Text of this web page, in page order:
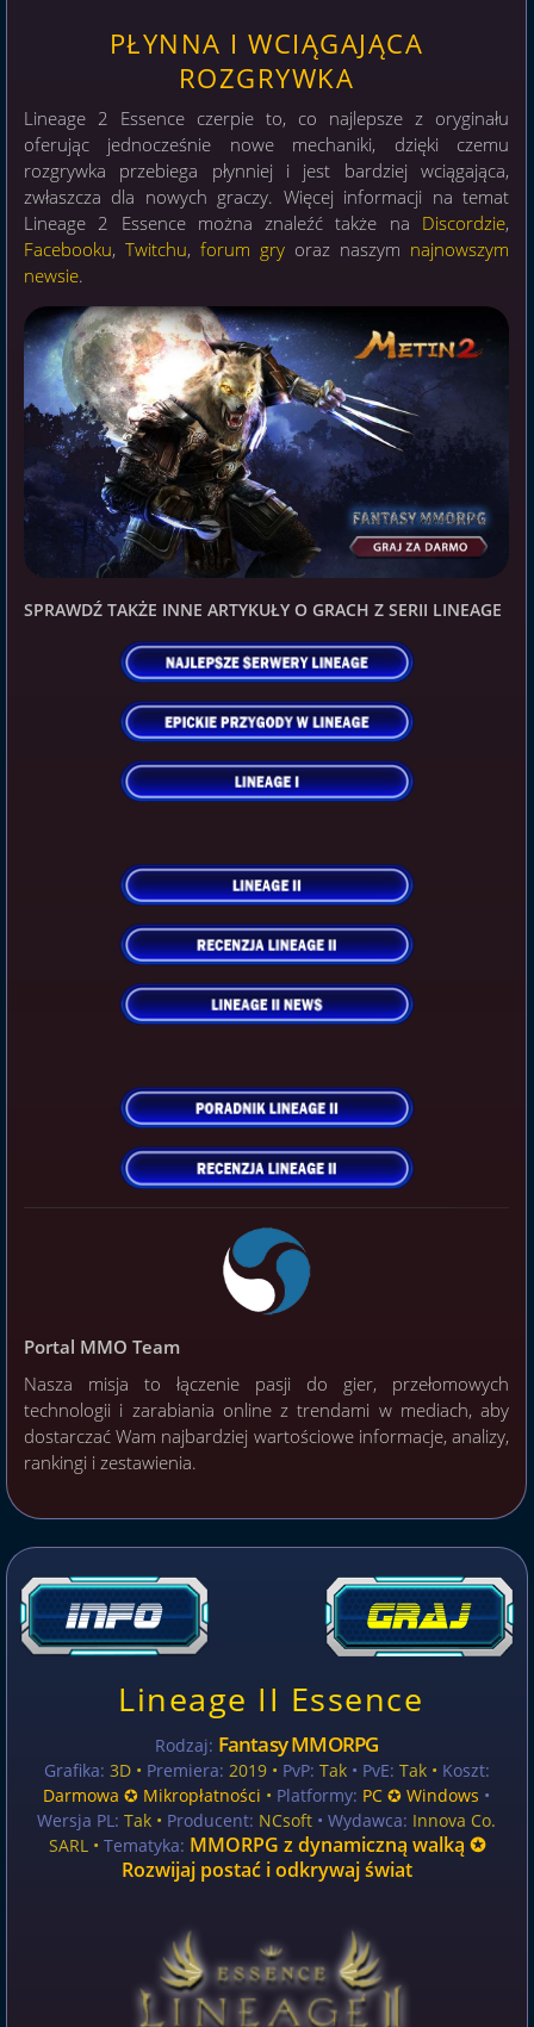
PŁYNNA I WCIĄGAJĄCA
ROZGRYWKA
Lineage 2 Essence czerpie to, co najlepsze z oryginału
oferując jednocześnie nowe mechaniki, dzięki czemu
rozgrywka przebiega płynniej i jest bardziej wciągająca,
zwłaszcza dla nowych graczy. Więcej informacji na temat
Lineage 2 Essence można znaleźć także na Discordzie,
Facebooku,Twitchu,forum gry oraz naszym najnowszym
newsie.
SPRAWDŹ TAKŻE INNE ARTYKUŁY O GRACH Z SERII LINEAGE
Portal MMO Team
Nasza misja to łączenie pasji do gier, przełomowych
technologii i zarabiania online z trendami w mediach, aby
dostarczać Wam najbardziej wartościowe informacje, analizy,
rankingi i zestawienia.
Lineage II Essence
Rodzaj: Fantasy MMORPG
Grafika: 3D • Premiera: 2019 • PvP: Tak• PvE: Tak • Koszt:
Darmowa ✪ Mikropłatności • Platformy: PC ✪ Windows •
Wersja PL: Tak • Producent: NCsoft • Wydawca: Innova Co.
SARL • Tematyka: MMORPG z dynamiczną walką ✪
Rozwijaj postać i odkrywaj świat